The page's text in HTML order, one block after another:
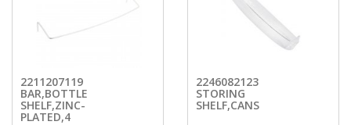
2211207119
BAR,BOTTLE
SHELF,ZINC-
PLATED,4
2246082123
STORING
SHELF,CANS